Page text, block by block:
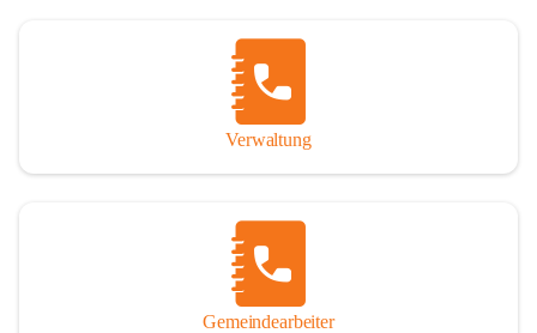
Verwaltung
Gemeindearbeiter